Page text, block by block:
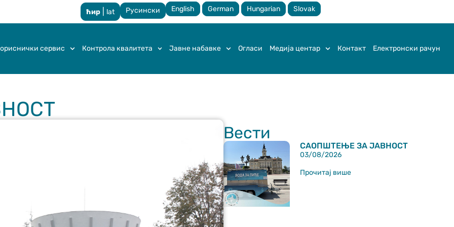
ћир| lat Русински English German Hungarian Slovak
сервис Контрола квалитета Јавне набавке Огласи Медија центар Контакт Електронски рачун
Вести
САОПШТЕЊЕ ЗА ЈАВНОСТ
03/08/2026
Прочитај више